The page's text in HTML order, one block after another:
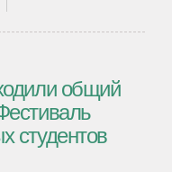
общий
студентов